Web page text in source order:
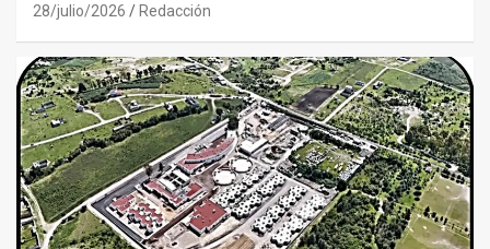
28/julio/2026 Redacción